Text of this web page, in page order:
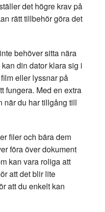
det högre krav på
rätt tillbehör göra det
behöver sitta nära
din dator klara sig i
eller lyssnar på
fungera. Med en extra
när du har tillgång till
filer och bära dem
föra över dokument
kan vara roliga att
att det blir lite
att du enkelt kan